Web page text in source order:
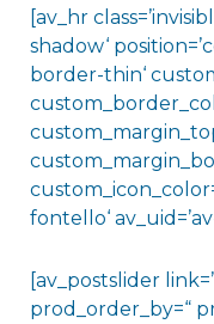
[av_hr
shadow‘
border-thin‘
fontello‘
[av_postslider
prod_order_by=“